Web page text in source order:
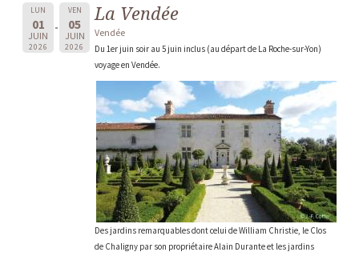
LUN
01
JUIN
2026
VEN
05
JUIN
2026
La Vendée
Vendée
Du 1er juin soir au 5 juin inclus (au départ de La Roche-sur-Yon)
voyage en Vendée.
Des jardins remarquables dont celui de William Christie, le Clos
de Chaligny par son propriétaire Alain Durante et les jardins